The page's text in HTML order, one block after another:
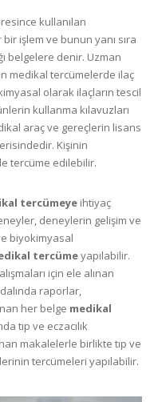
kullanılan
işlem ve bunun yanı sıra
belgelere denir. Uzman
medikal tercümelerde ilaç
olarak ilaçların tescil
kullanma kılavuzları
araç ve gereçlerin lisans
Kişinin
tercüme edilebilir.
tercümeye ihtiyaç
deneylerin gelişim ve
biyokimyasal
tercümeyapılabilir.
için ele alınan
raporlar,
her belge medikal
tıp ve eczacılık
makalelerle birlikte tıp ve
tercümeleri yapılabilir.